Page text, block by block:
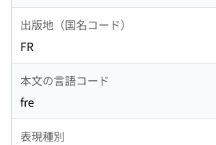
出版地（国名コード）
FR
本文の言語コード
fre
表現種別